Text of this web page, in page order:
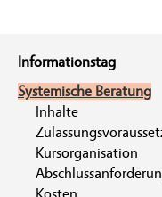
Informationstag
Systemische Beratung
Inhalte
Kursorganisation